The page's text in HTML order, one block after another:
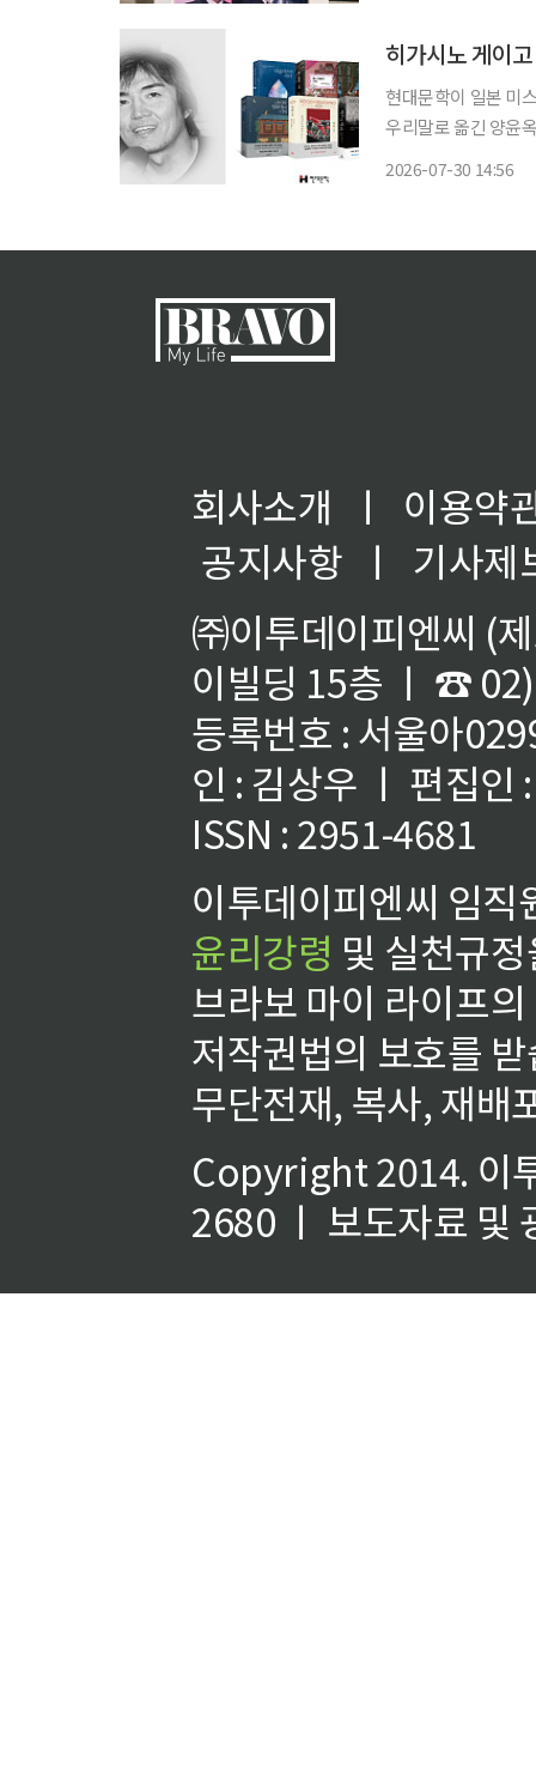
현대문학이 일본 미
우리말로 옮긴 양윤
2026-07-30 14:56
회사소개 ㅣ
이용약
공지사항
ㅣ
기사제
㈜이투데이피엔씨 (
이빌딩 15층 ㅣ ☎
등록번호 : 서울아
인 : 김상우 ㅣ 편집인
ISSN : 2951-4681
이투데이피엔씨 임
윤리강령 및 실천규
브라보 마이 라이프
저작권법의 보호를
무단전재, 복사, 재배
Copyright 2014. 이
2680 ㅣ 보도자료